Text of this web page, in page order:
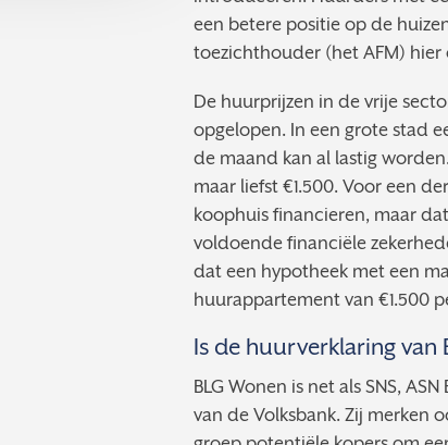
een betere positie op de
toezichthouder (het AFM) hier
De huurprijzen in de vrije
opgelopen. In een grote stad
de maand kan al lastig
maar liefst €1.500. Voor een
koophuis financieren, maar
voldoende financiële
dat een hypotheek met een
huurappartement van €1.500
Is de huurverklaring van
BLG Wonen is net als SNS,
van de Volksbank. Zij merken